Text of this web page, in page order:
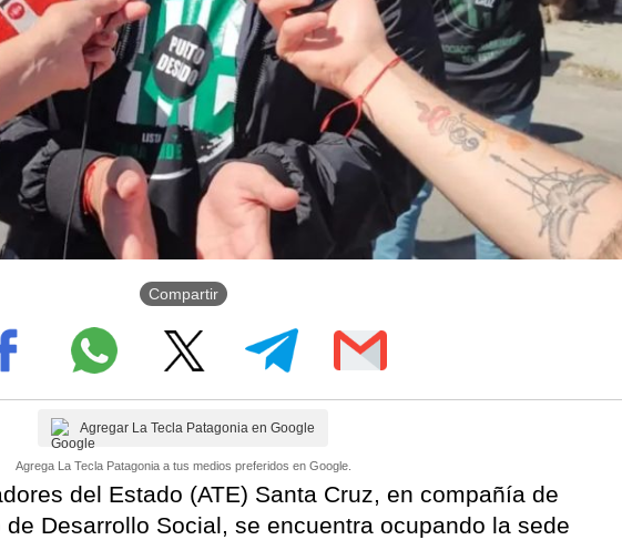
Compartir
Agregar La Tecla Patagonia en Google
Agrega La Tecla Patagonia a tus medios preferidos en Google.
del Estado (ATE) Santa Cruz, en compañía de
Desarrollo Social, se encuentra ocupando la sede